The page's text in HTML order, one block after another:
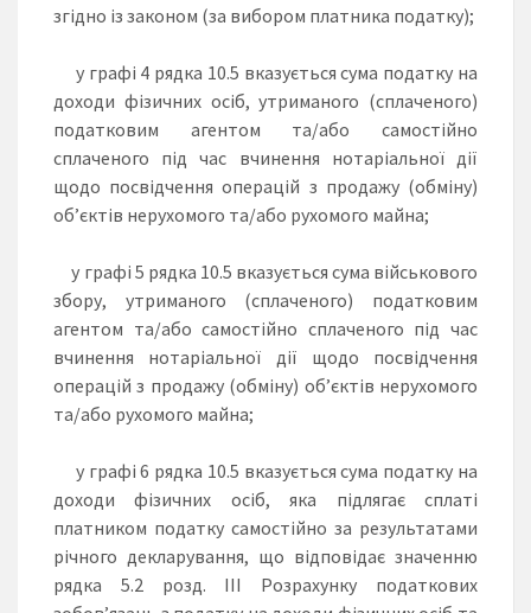
згідно із законом (за вибором платника податку);
у графі 4 рядка 10.5 вказується сума податку на
доходи фізичних осіб, утриманого (сплаченого)
податковим агентом та/або самостійно
сплаченого під час вчинення нотаріальної дії
щодо посвідчення операцій з продажу (обміну)
об’єктів нерухомого та/або рухомого майна;
у графі 5 рядка 10.5 вказується сума військового
збору, утриманого (сплаченого) податковим
агентом та/або самостійно сплаченого під час
вчинення нотаріальної дії щодо посвідчення
операцій з продажу (обміну) об’єктів нерухомого
та/або рухомого майна;
у графі 6 рядка 10.5 вказується сума податку на
доходи фізичних осіб, яка підлягає сплаті
платником податку самостійно за результатами
річного декларування, що відповідає значенню
рядка 5.2 розд. III Розрахунку податкових